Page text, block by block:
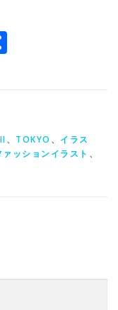
、 TOKYO 、 イラス
ァッションイラスト 、